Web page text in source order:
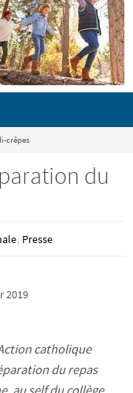
crêpes
du
, Presse
2019
catholique
du repas
au self du collège